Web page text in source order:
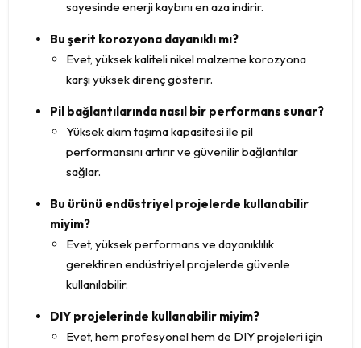
sayesinde enerji kaybını en aza indirir.
Bu şerit korozyona dayanıklı mı?
Evet, yüksek kaliteli nikel malzeme korozyona
karşı yüksek direnç gösterir.
Pil bağlantılarında nasıl bir performans sunar?
Yüksek akım taşıma kapasitesi ile pil
performansını artırır ve güvenilir bağlantılar
sağlar.
Bu ürünü endüstriyel projelerde kullanabilir
miyim?
Evet, yüksek performans ve dayanıklılık
gerektiren endüstriyel projelerde güvenle
kullanılabilir.
DIY projelerinde kullanabilir miyim?
Evet, hem profesyonel hem de DIY projeleri için